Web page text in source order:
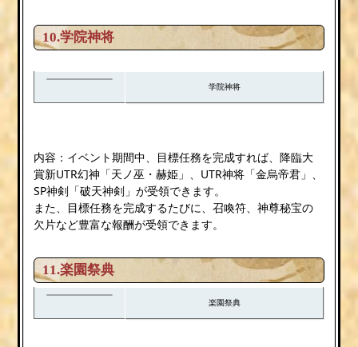
10.学院神将
学院神将
内容：イベント期間中、目標任務を完成すれば、降臨大
賞新UTR幻神「天ノ巫・赫姫」、UTR神将「金烏帝君」、
SP神剣「破天神剣」が受領できます。
また、目標任務を完成するたびに、召喚符、神尊秘宝の
欠片など豊富な報酬が受領できます。
11.楽園祭典
楽園祭典